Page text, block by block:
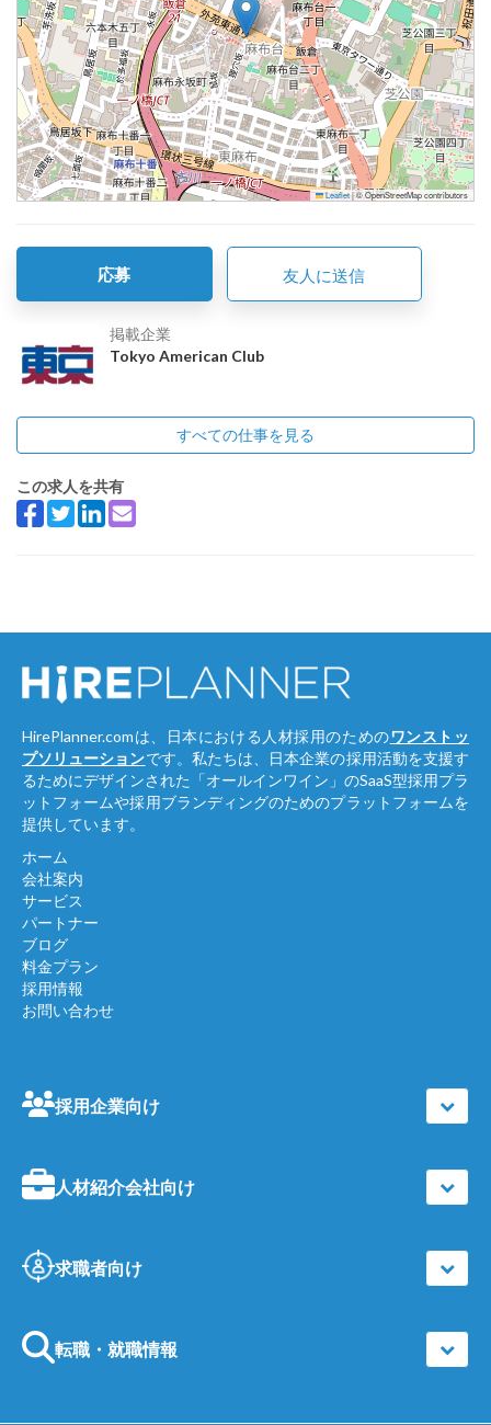
Leaflet|© OpenStreetMap contributors
応募 友人に送信
掲載企業
Tokyo American Club
すべての仕事を見る
この求人を共有
採用企業向け
人材紹介会社向け
求職者向け
転職・就職情報
HirePlanner.comは、日本における人材採用のためのワンストッ
プソリューションです。私たちは、日本企業の採用活動を支援す
るためにデザインされた「オールインワイン」のSaaS型採用プラ
ットフォームや採用ブランディングのためのプラットフォームを
提供しています。
ホーム
会社案内
サービス
パートナー
ブログ
料金プラン
採用情報
お問い合わせ